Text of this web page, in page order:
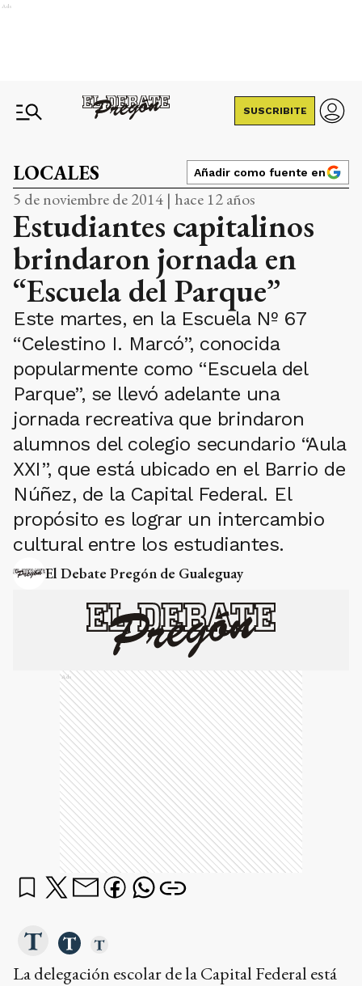
Ads
SUSCRIBITE
LOCALES Añadir como fuente en
5 de noviembre de 2014 | hace 12 años
Estudiantes capitalinos
brindaron jornada en
“Escuela del Parque”
Este martes, en la Escuela Nº 67
“Celestino I. Marcó”, conocida
popularmente como “Escuela del
Parque”, se llevó adelante una
jornada recreativa que brindaron
alumnos del colegio secundario “Aula
XXI”, que está ubicado en el Barrio de
Núñez, de la Capital Federal. El
propósito es lograr un intercambio
cultural entre los estudiantes.
El Debate Pregón de Gualeguay
Ads
La delegación escolar de la Capital Federal está